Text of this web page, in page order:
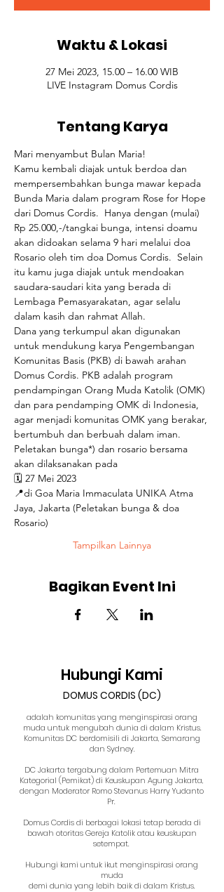
Waktu & Lokasi
27 Mei 2023, 15.00 – 16.00 WIB
LIVE Instagram Domus Cordis
Tentang Karya
Mari menyambut Bulan Maria!
Kamu kembali diajak untuk berdoa dan
mempersembahkan bunga mawar kepada
Bunda Maria dalam program Rose for Hope
dari Domus Cordis.  Hanya dengan (mulai)
Rp 25.000,-/tangkai bunga, intensi doamu
akan didoakan selama 9 hari melalui doa
Rosario oleh tim doa Domus Cordis.  Selain
itu kamu juga diajak untuk mendoakan
saudara-saudari kita yang berada di
Lembaga Pemasyarakatan, agar selalu
dalam kasih dan rahmat Allah.
Dana yang terkumpul akan digunakan
untuk mendukung karya Pengembangan
Komunitas Basis (PKB) di bawah arahan
Domus Cordis. PKB adalah program
pendampingan Orang Muda Katolik (OMK)
dan para pendamping OMK di Indonesia,
agar menjadi komunitas OMK yang berakar,
bertumbuh dan berbuah dalam iman.
Peletakan bunga*) dan rosario bersama
akan dilaksanakan pada
🗓️ 27 Mei 2023
📍di Goa Maria Immaculata UNIKA Atma
Jaya, Jakarta (Peletakan bunga & doa
Rosario)
Tampilkan Lainnya
Bagikan Event Ini
Hubungi Kami
DOMUS CORDIS (DC)
adalah komunitas yang menginspirasi orang
muda untuk mengubah dunia di dalam Kristus.
Komunitas DC berdomisili di Jakarta, Semarang
dan Sydney.
DC Jakarta tergabung dalam Pertemuan Mitra
Kategorial (Pemikat) di Keuskupan Agung Jakarta,
dengan Moderator Romo Stevanus Harry Yudanto
Pr.
Domus Cordis di berbagai lokasi tetap berada di
bawah otoritas Gereja Katolik atau keuskupan
setempat.
Hubungi kami untuk ikut menginspirasi orang
muda
demi dunia yang lebih baik di dalam Kristus.